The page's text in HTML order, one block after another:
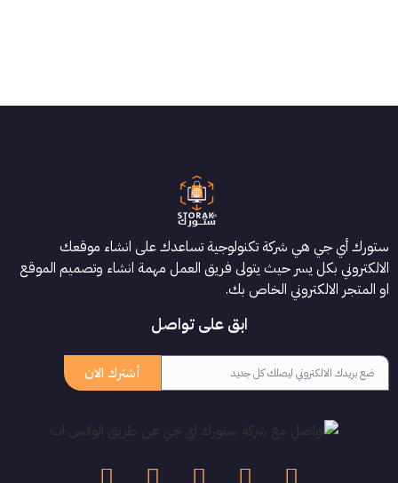
ستورك أي جي هي شركة تكنولوجية تساعدك على انشاء موقعك
الالكتروني بكل يسر حيث يتولى فريق العمل مهمة انشاء وتصميم الموقع
او المتجر الالكتروني الخاص بك.
ابق على تواصل
أشترك الان